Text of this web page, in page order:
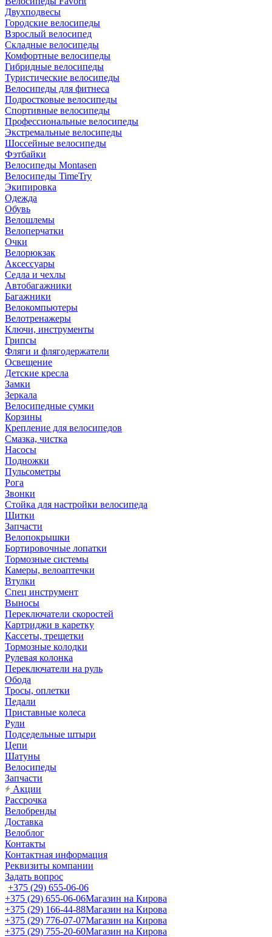
Двухподвесы
Городские велосипеды
Взрослый велосипед
Складные велосипеды
Комфортные велосипеды
Гибридные велосипеды
Туристические велосипеды
Велосипеды для фитнеса
Подростковые велосипеды
Спортивные велосипеды
Профессиональные велосипеды
Экстремальные велосипеды
Шоссейные велосипеды
Фэтбайки
Велосипеды Montasen
Велосипеды TimeTry
Экипировка
Одежда
Обувь
Велошлемы
Велоперчатки
Очки
Велорюкзак
Аксессуары
Седла и чехлы
Автобагажники
Багажники
Велокомпьютеры
Велотренажеры
Ключи, инструменты
Грипсы
Фляги и флягодержатели
Освещение
Детские кресла
Замки
Зеркала
Велосипедные сумки
Корзины
Крепление для велосипедов
Смазка, чистка
Насосы
Подножки
Пульсометры
Рога
Звонки
Стойка для настройки велосипеда
Щитки
Запчасти
Велопокрышки
Бортировочные лопатки
Тормозные системы
Камеры, велоаптечки
Втулки
Спец инструмент
Выносы
Переключатели скоростей
Картриджи в каретку
Кассеты, трещетки
Тормозные колодки
Рулевая колонка
Переключатели на руль
Обода
Тросы, оплетки
Педали
Приставные колеса
Рули
Подседельные штыри
Цепи
Шатуны
Велосипеды
Запчасти
Акции
Рассрочка
Велобренды
Доставка
Велоблог
Контакты
Контактная информация
Реквизиты компании
Задать вопрос
+375 (29) 655-06-06
+375 (29) 655-06-06Магазин на Кирова
+375 (29) 166-44-88Магазин на Кирова
+375 (29) 776-07-07Магазин на Кирова
+375 (29) 755-20-60Магазин на Кирова